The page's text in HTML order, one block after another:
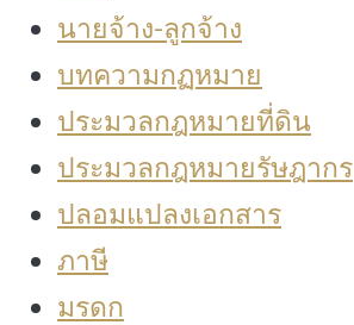
นายจ้าง-ลูกจ้าง
บทความกฏหมาย
ประมวลกฎหมายที่ดิน
ประมวลกฎหมายรัษฎากร
ปลอมแปลงเอกสาร
ภาษี
มรดก